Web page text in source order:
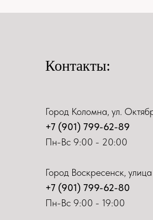
Контакты:
Город Коломна, ул.
+7 (901) 799-62-89
Пн-Вс 9:00 - 20:00
Город Воскресенск,
+7 (901) 799-62-80
Пн-Вс 9:00 - 19:00